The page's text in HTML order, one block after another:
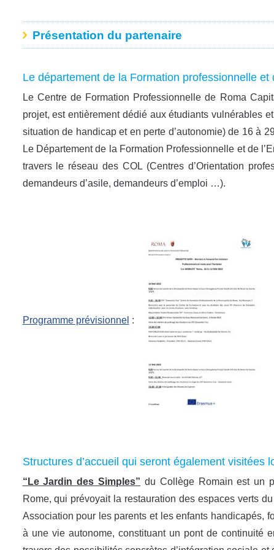
Présentation du partenaire
Le département de la Formation professionnelle et
Le Centre de Formation Professionnelle de Roma
projet, est entièrement dédié aux étudiants vulnérables
situation de handicap et en perte d’autonomie) de 16 à
Le Département de la Formation Professionnelle et de
travers le réseau des COL (Centres d’Orientation
demandeurs d’asile, demandeurs d’emploi …).
Programme prévisionnel :
Structures d’accueil qui seront également visitées
“Le Jardin des Simples” du Collège Romain est un
Rome, qui prévoyait la restauration des espaces verts
Association pour les parents et les enfants handicapés,
à une vie autonome, constituant un pont de continuité